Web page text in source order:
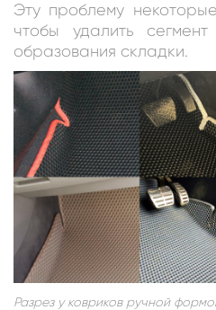
Эту проблему
чтобы удалить
образования складки.
Разрез у ковриков ручной